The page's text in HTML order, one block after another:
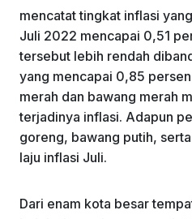
mencatat tingkat inflasi
Juli 2022 mencapai 0,51
tersebut lebih rendah
yang mencapai 0,85
merah dan bawang merah
terjadinya inflasi. Adapun
goreng, bawang putih,
laju inflasi Juli.
Dari enam kota besar